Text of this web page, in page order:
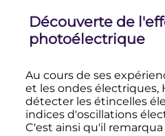
Découverte de
photoélectrique
Au cours de ses
et les ondes électriques,
détecter les étincelles
indices d'oscillations
C'est ainsi qu'il